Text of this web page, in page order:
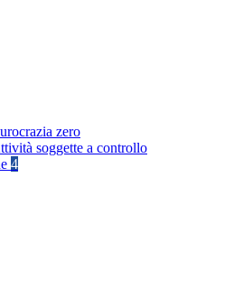
zero
soggette a controllo
4